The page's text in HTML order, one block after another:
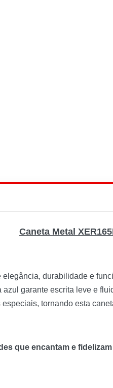
Caneta Metal
durabilidade e
garante escrita leve e
tornando esta
que encantam e